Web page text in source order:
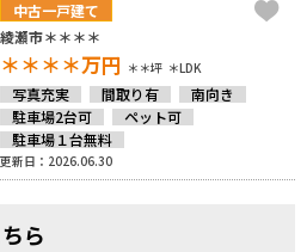
中古一戸建て
綾瀬市＊＊＊＊
＊＊＊＊万円 ＊＊坪 ＊LDK
写真充実 間取り有
南向き
駐車場2台可
ペット可
駐車場１台無料
更新日：2026.06.30
ら